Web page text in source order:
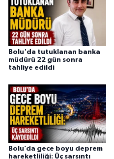
Bolu'da tutuklanan banka
müdürü 22 gün sonra
tahliye edildi
Bolu’da gece boyu deprem
hareketliliği: Üç sarsıntı